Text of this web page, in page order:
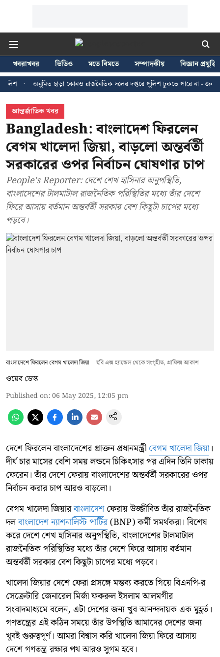
খবরাখবর ভিডিও মতে বিমতে সম্পাদকীয়
বিজ্ঞান প্রযুক্তি
অনুমিত ছাড়া কোনও রাজনৈতিক দলের দপ্তরে পুলিশ ঢুকতে পারে না - জন ব্রিটাস
আন্তর্জাতিক খবর
Bangladesh: বাংলাদেশ ফিরলেন
বেগম খালেদা জিয়া, বাড়লো অন্তর্বর্তী
সরকারের ওপর নির্বাচন ঘোষণার চাপ
People's Reporter: দেশে শেখ হাসিনার অনুপস্থিতি,
বাংলাদেশের টালমাটাল রাজনৈতিক পরিস্থিতির মধ্যে তাঁর দেশে
ফিরে আসায় বর্তমান অন্তর্বর্তী সরকার বেশ কিছুটা চাপের মধ্যে
পড়বে।
বাংলাদেশে ফিরলেন বেগম খালেদা জিয়া ছবি এক্স হ্যান্ডেল থেকে সংগৃহীত, গ্রাফিক্স আকাশ
ওয়েব ডেস্ক
Published on:06 May 2025, 12:05 pm
দেশে ফিরলেন বাংলাদেশের প্রাক্তন প্রধানমন্ত্রী বেগম খালেদা জিয়া।
দীর্ঘ চার মাসের বেশি সময় লন্ডনে চিকিৎসার পর এদিন তিনি ঢাকায়
ফেরেন। তাঁর দেশে ফেরায় বাংলাদেশের অন্তর্বর্তী সরকারের ওপর
নির্বাচন করার চাপ আরও বাড়লো।
বেগম খালেদা জিয়ারবাংলাদেশফেরায় উজ্জীবিত তাঁর রাজনৈতিক
দলবাংলাদেশ ন্যাশনালিস্ট পার্টির(BNP) কর্মী সমর্থকরা। বিশেষ
করে দেশে শেখ হাসিনার অনুপস্থিতি, বাংলাদেশের টালমাটাল
রাজনৈতিক পরিস্থিতির মধ্যে তাঁর দেশে ফিরে আসায় বর্তমান
অন্তর্বর্তী সরকার বেশ কিছুটা চাপের মধ্যে পড়বে।
খালেদা জিয়ার দেশে ফেরা প্রসঙ্গে মন্তব্য করতে গিয়ে বিএনপি-র
সেক্রেটারি জেনারেল মির্জা ফকরুল ইসলাম আলমগীর
সংবাদমাধ্যমে বলেন, এটা দেশের জন্য খুব আনন্দদায়ক এক মুহূর্ত।
গণতন্ত্রের এই কঠিন সময়ে তাঁর উপস্থিতি আমাদের দেশের জন্য
খুবই গুরুত্বপূর্ণ। আমরা বিশ্বাস করি খালেদা জিয়া ফিরে আসায়
দেশে গণতন্ত্র রক্ষার পথ আরও সুগম হবে।